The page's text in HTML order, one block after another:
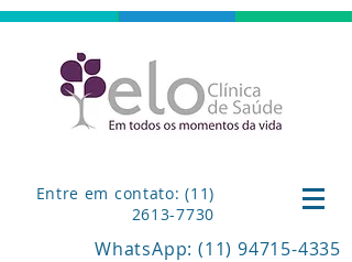
Entre em contato: (11)
2613-7730
WhatsApp: (11) 94715-4335